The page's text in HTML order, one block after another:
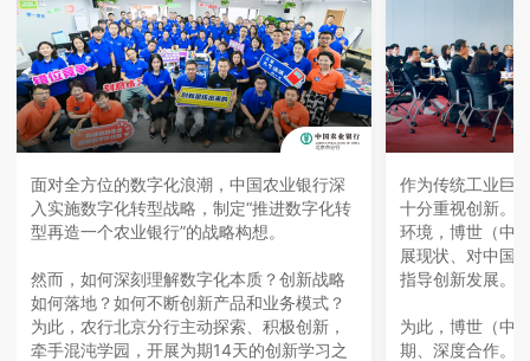
面对全方位的数字化浪潮，中国农业银行深
入实施数字化转型战略，制定“推进数字化转
型再造一个农业银行”的战略构想。
然而，如何深刻理解数字化本质？创新战略
如何落地？如何不断创新产品和业务模式？
为此，农行北京分行主动探索、积极创新，
牵手混沌学园，开展为期14天的创新学习之
作为传统工业巨
十分重视创新。
环境，博世（中
展现状、对中国
指导创新发展。
为此，博世（中
期、深度合作。